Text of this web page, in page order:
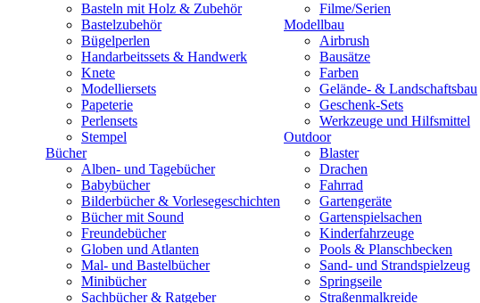
Basteln mit Holz & Zubehör
Bastelzubehör
Bügelperlen
Handarbeitssets & Handwerk
Knete
Modelliersets
Papeterie
Perlensets
Stempel
Bücher
Alben- und Tagebücher
Babybücher
Bilderbücher & Vorlesegeschichten
Bücher mit Sound
Freundebücher
Globen und Atlanten
Mal- und Bastelbücher
Minibücher
Sachbücher & Ratgeber
Filme/Serien
Modellbau
Airbrush
Bausätze
Farben
Gelände- & Landschaftsbau
Geschenk-Sets
Werkzeuge und Hilfsmittel
Outdoor
Blaster
Drachen
Fahrrad
Gartengeräte
Gartenspielsachen
Kinderfahrzeuge
Pools & Planschbecken
Sand- und Strandspielzeug
Springseile
Straßenmalkreide